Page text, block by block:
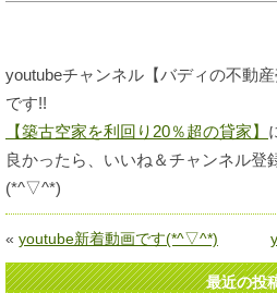
youtubeチャンネル【バディの不動
です!!
【築古空家を利回り20％超の貸家】
良かったら、いいね＆チャンネル登
(*^▽^*)
« youtube新着動画です(*^▽^*)
最近の投